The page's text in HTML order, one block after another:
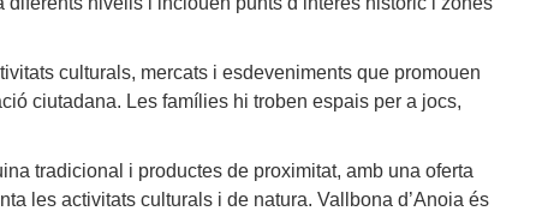
culturals, mercats i esdeveniments que promouen
ciutadana. Les famílies hi troben espais per a jocs,
tradicional i productes de proximitat, amb una oferta
les activitats culturals i de natura. Vallbona d’Anoia és